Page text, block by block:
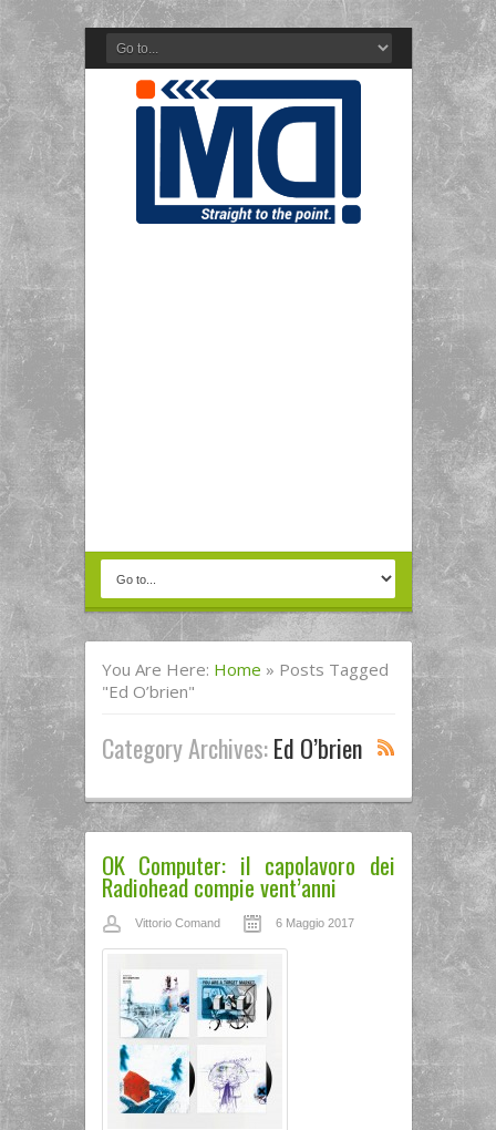
You Are Here: Home » Posts Tagged
"ed O’brien"
Category Archives:Ed O’brien
OK Computer: il capolavoro dei
Radiohead compie vent’anni
Vittorio Comand 6 Maggio 2017